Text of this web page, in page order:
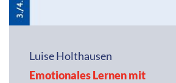
Luise Holthausen
Emotionales Lernen mit